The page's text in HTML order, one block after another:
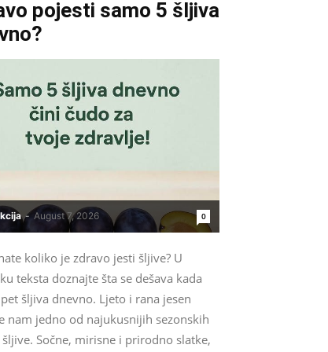
pojesti samo 5 šljiva
- August 7, 2026 0
koliko je zdravo jesti šljive? U
teksta doznajte šta se dešava kada
šljiva dnevno. Ljeto i rana jesen
nam jedno od najukusnijih sezonskih
šljive. Sočne, mirisne i prirodno slatke,